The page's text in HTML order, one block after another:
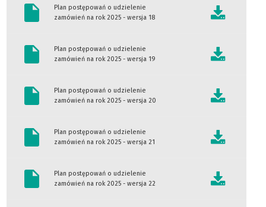
Plan postępowań o udzielenie
zamówień na rok 2025 - wersja 18
Plan postępowań o udzielenie
zamówień na rok 2025 - wersja 19
Plan postępowań o udzielenie
zamówień na rok 2025 - wersja 20
Plan postępowań o udzielenie
zamówień na rok 2025 - wersja 21
Plan postępowań o udzielenie
zamówień na rok 2025 - wersja 22